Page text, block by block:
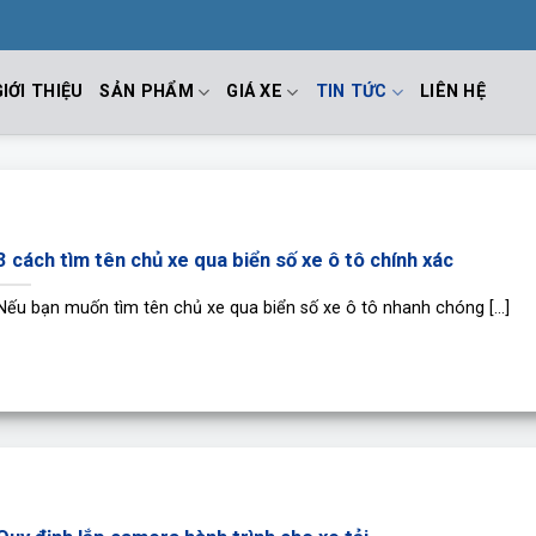
THIỆU SẢN PHẨM GIÁ XE TIN TỨC LIÊN HỆ
cách tìm tên chủ xe qua biển số xe ô tô chính xác
bạn muốn tìm tên chủ xe qua biển số xe ô tô nhanh chóng [...]